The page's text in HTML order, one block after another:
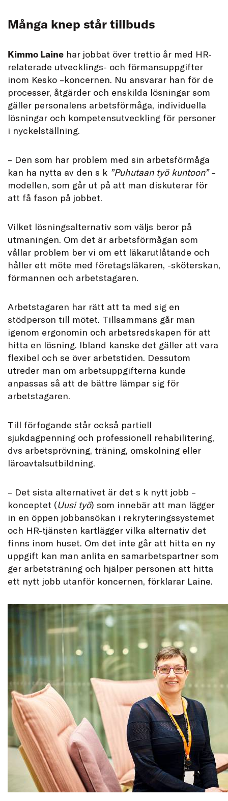
Många knep står tillbuds
Kimmo Laine har jobbat över trettio år med HR-
relaterade utvecklings- och förmansuppgifter
inom Kesko –koncernen. Nu ansvarar han för de
processer, åtgärder och enskilda lösningar som
gäller personalens arbetsförmåga, individuella
lösningar och kompetensutveckling för personer
i nyckelställning.
– Den som har problem med sin arbetsförmåga
kan ha nytta av den s k ”Puhutaan työ kuntoon”–
modellen, som går ut på att man diskuterar för
att få fason på jobbet.
Vilket lösningsalternativ som väljs beror på
utmaningen. Om det är arbetsförmågan som
vållar problem ber vi om ett läkarutlåtande och
håller ett möte med företagsläkaren, -sköterskan,
förmannen och arbetstagaren.
Arbetstagaren har rätt att ta med sig en
stödperson till mötet. Tillsammans går man
igenom ergonomin och arbetsredskapen för att
hitta en lösning. Ibland kanske det gäller att vara
flexibel och se över arbetstiden. Dessutom
utreder man om arbetsuppgifterna kunde
anpassas så att de bättre lämpar sig för
arbetstagaren.
Till förfogande står också partiell
sjukdagpenning och professionell rehabilitering,
dvs arbetsprövning, träning, omskolning eller
läroavtalsutbildning.
– Det sista alternativet är det s k nytt jobb –
konceptet (Uusi työ) som innebär att man lägger
in en öppen jobbansökan i rekryteringssystemet
och HR-tjänsten kartlägger vilka alternativ det
finns inom huset. Om det inte går att hitta en ny
uppgift kan man anlita en samarbetspartner som
ger arbetsträning och hjälper personen att hitta
ett nytt jobb utanför koncernen, förklarar Laine.